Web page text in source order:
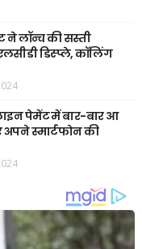
ने लॉन्च की सस्ती
डिस्प्ले, कॉलिंग
पेमेंट में बार-बार आ
अपने स्मार्टफोन की